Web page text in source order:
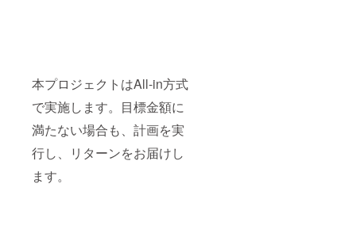
本プロジェクトはAll-in方式
で実施します。目標金額に
満たない場合も、計画を実
行し、リターンをお届けし
ます。